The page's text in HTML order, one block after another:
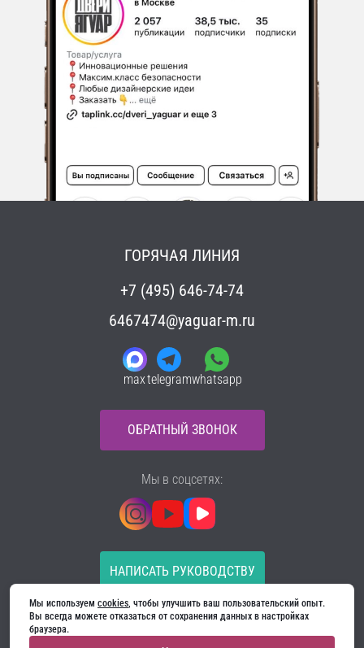
ГОРЯЧАЯ ЛИНИЯ
+7 (495) 646-74-74
6467474@yaguar-m.ru
maxtelegramwhatsapp
ОБРАТНЫЙ ЗВОНОК
НАПИСАТЬ РУКОВОДСТВУ
Все материалы на сайте принадлежат компании
ООО «Ягуар-М» — входные и межкомнатные двери
Мы в соцсетях:
Мы используем cookies, чтобы улучшить ваш пользовательский опыт.
Вы всегда можете отказаться от сохранения данных в настройках
браузера.